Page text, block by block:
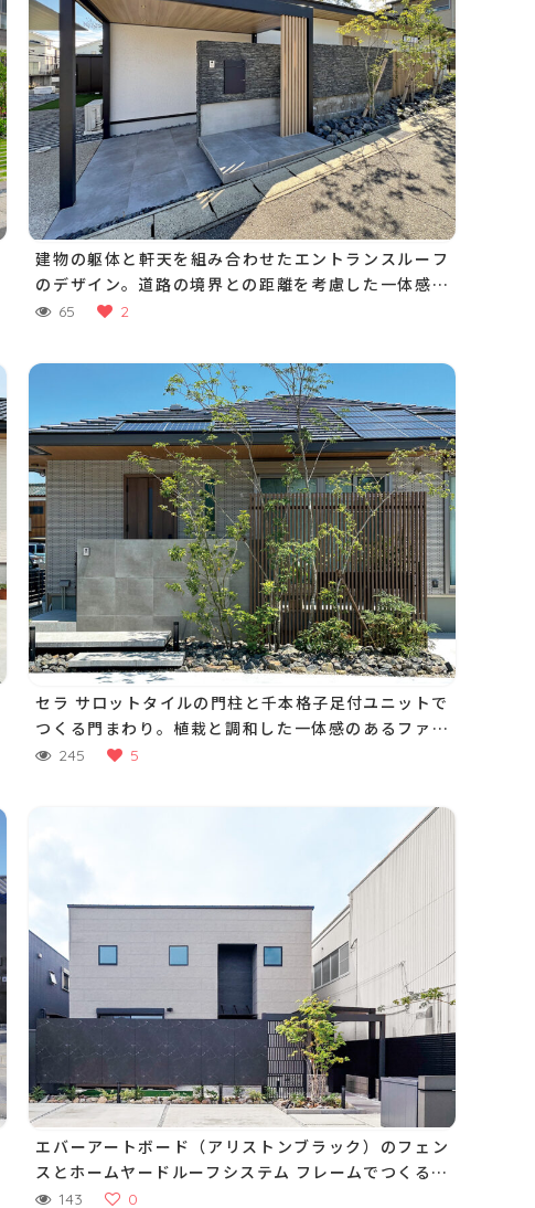
建物の躯体と軒天を組み合わせたエントランスルーフ
のデザイン。道路の境界との距離を考慮した一体感の
ある落ち着いた門まわりに
65 2
セラ サロットタイルの門柱と千本格子足付ユニットで
つくる門まわり。植栽と調和した一体感のあるファサ
ードに
245 5
エバーアートボード（アリストンブラック）のフェン
スとホームヤードルーフシステム フレームでつくる門
まわり。植栽の成長を宅内からも外からも眺められる
143 0